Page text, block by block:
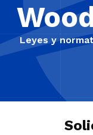
Leyes y